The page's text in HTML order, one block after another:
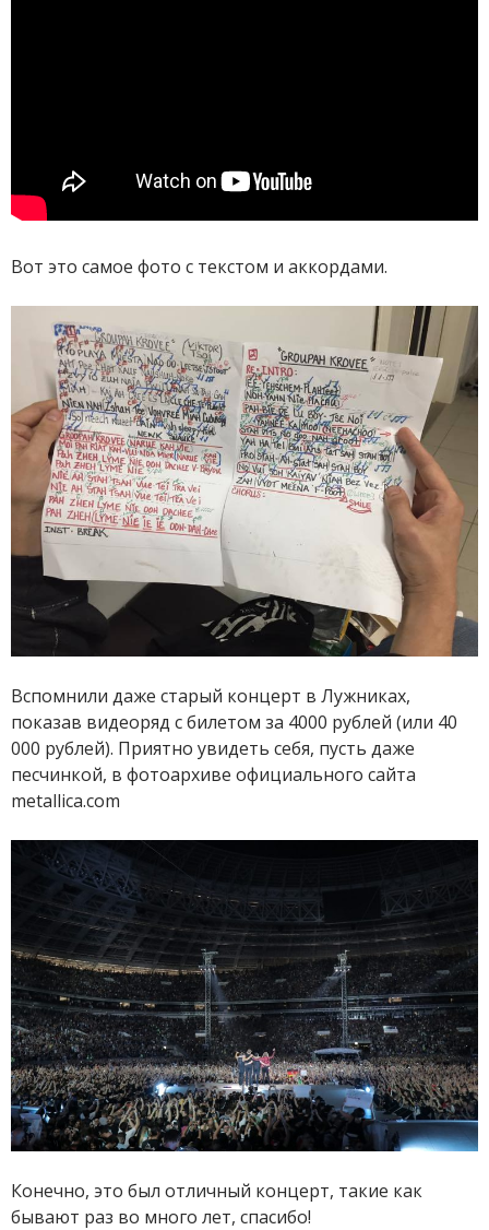
Вот это самое фото с текстом и аккордами.
Вспомнили даже старый концерт в Лужниках,
показав видеоряд с билетом за 4000 рублей (или 40
000 рублей). Приятно увидеть себя, пусть даже
песчинкой, в фотоархиве официального сайта
metallica.com
Конечно, это был отличный концерт, такие как
бывают раз во много лет, спасибо!